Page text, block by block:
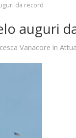
da record
auguri
Vanacore in